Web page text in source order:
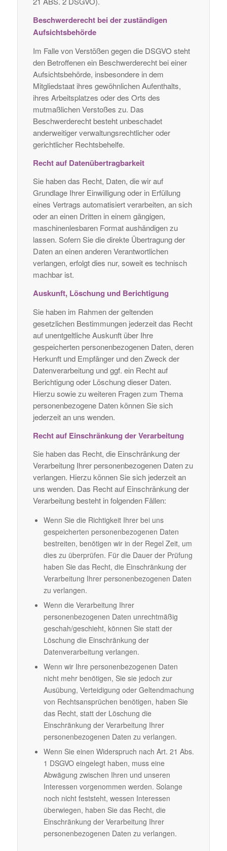
Beschwerde­recht bei der zuständigen
Aufsichts­behörde
Im Falle von Verstößen gegen die DSGVO steht
den Betroffenen ein Beschwerderecht bei einer
Aufsichtsbehörde, insbesondere in dem
Mitgliedstaat ihres gewöhnlichen Aufenthalts,
ihres Arbeitsplatzes oder des Orts des
mutmaßlichen Verstoßes zu. Das
Beschwerderecht besteht unbeschadet
anderweitiger verwaltungsrechtlicher oder
gerichtlicher Rechtsbehelfe.
Recht auf Daten­übertrag­barkeit
Sie haben das Recht, Daten, die wir auf
Grundlage Ihrer Einwilligung oder in Erfüllung
eines Vertrags automatisiert verarbeiten, an sich
oder an einen Dritten in einem gängigen,
maschinenlesbaren Format aushändigen zu
lassen. Sofern Sie die direkte Übertragung der
Daten an einen anderen Verantwortlichen
verlangen, erfolgt dies nur, soweit es technisch
machbar ist.
Auskunft, Löschung und Berichtigung
Sie haben im Rahmen der geltenden
gesetzlichen Bestimmungen jederzeit das Recht
auf unentgeltliche Auskunft über Ihre
gespeicherten personenbezogenen Daten, deren
Herkunft und Empfänger und den Zweck der
Datenverarbeitung und ggf. ein Recht auf
Berichtigung oder Löschung dieser Daten.
Hierzu sowie zu weiteren Fragen zum Thema
personenbezogene Daten können Sie sich
jederzeit an uns wenden.
Recht auf Einschränkung der Verarbeitung
Sie haben das Recht, die Einschränkung der
Verarbeitung Ihrer personenbezogenen Daten zu
verlangen. Hierzu können Sie sich jederzeit an
uns wenden. Das Recht auf Einschränkung der
Verarbeitung besteht in folgenden Fällen:
Wenn Sie die Richtigkeit Ihrer bei uns
gespeicherten personenbezogenen Daten
bestreiten, benötigen wir in der Regel Zeit, um
dies zu überprüfen. Für die Dauer der Prüfung
haben Sie das Recht, die Einschränkung der
Verarbeitung Ihrer personenbezogenen Daten
zu verlangen.
Wenn die Verarbeitung Ihrer
personenbezogenen Daten unrechtmäßig
geschah/geschieht, können Sie statt der
Löschung die Einschränkung der
Datenverarbeitung verlangen.
Wenn wir Ihre personenbezogenen Daten
nicht mehr benötigen, Sie sie jedoch zur
Ausübung, Verteidigung oder Geltendmachung
von Rechtsansprüchen benötigen, haben Sie
das Recht, statt der Löschung die
Einschränkung der Verarbeitung Ihrer
personenbezogenen Daten zu verlangen.
Wenn Sie einen Widerspruch nach Art. 21 Abs.
1 DSGVO eingelegt haben, muss eine
Abwägung zwischen Ihren und unseren
Interessen vorgenommen werden. Solange
noch nicht feststeht, wessen Interessen
überwiegen, haben Sie das Recht, die
Einschränkung der Verarbeitung Ihrer
personenbezogenen Daten zu verlangen.